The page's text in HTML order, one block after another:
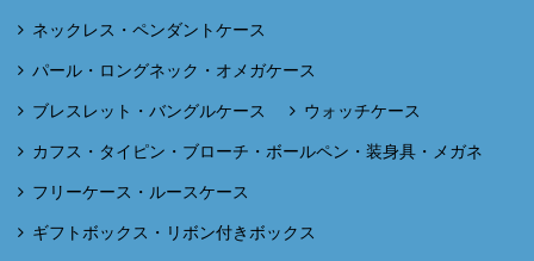
ネックレス・ペンダントケース
パール・ロングネック・オメガケース
ブレスレット・バングルケース ウォッチケース
カフス・タイピン・ブローチ・ボールペン・装身具・メガネ
フリーケース・ルースケース
ギフトボックス・リボン付きボックス